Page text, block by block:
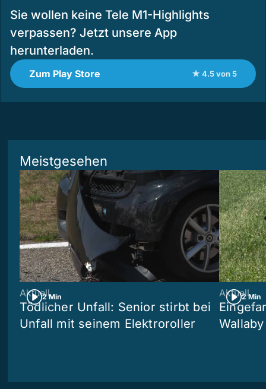
Sie wollen keine Tele M1-Highlights
verpassen? Jetzt unsere App
herunterladen.
Zum Play Store ★ 4.5 von 5
Meistgesehen
2 Min
Aktuell
Tödlicher Unfall: Senior stirbt bei
Unfall mit seinem Elektroroller
2 Min
Aktuell